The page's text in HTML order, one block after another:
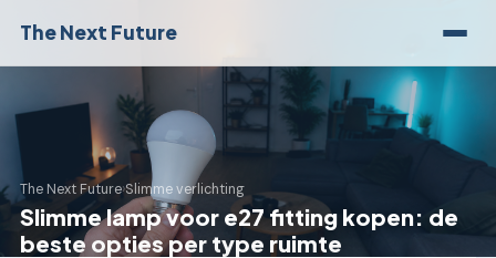
The Next Future
The Next Future›Slimme verlichting
Slimme lamp voor e27 fitting kopen: de
beste opties per type ruimte